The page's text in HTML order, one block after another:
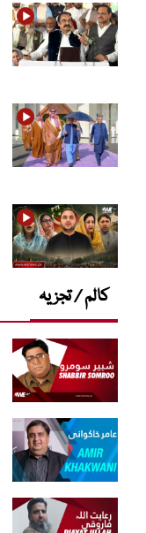
کالم / تجزیہ